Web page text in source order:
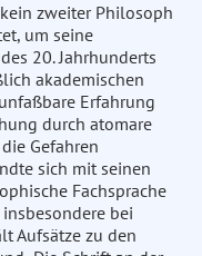
zweiter Philosoph
um seine
20. Jahrhunderts
akademischen
Erfahrung
durch atomare
Gefahren
sich mit seinen
Fachsprache
bei
Aufsätze zu den